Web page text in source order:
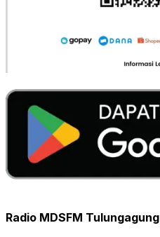
Radio MDSFM Tulungagung